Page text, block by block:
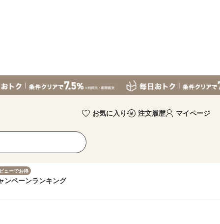
お気に入り 注文履歴 マイページ
ューでお得
ンペーンランキング